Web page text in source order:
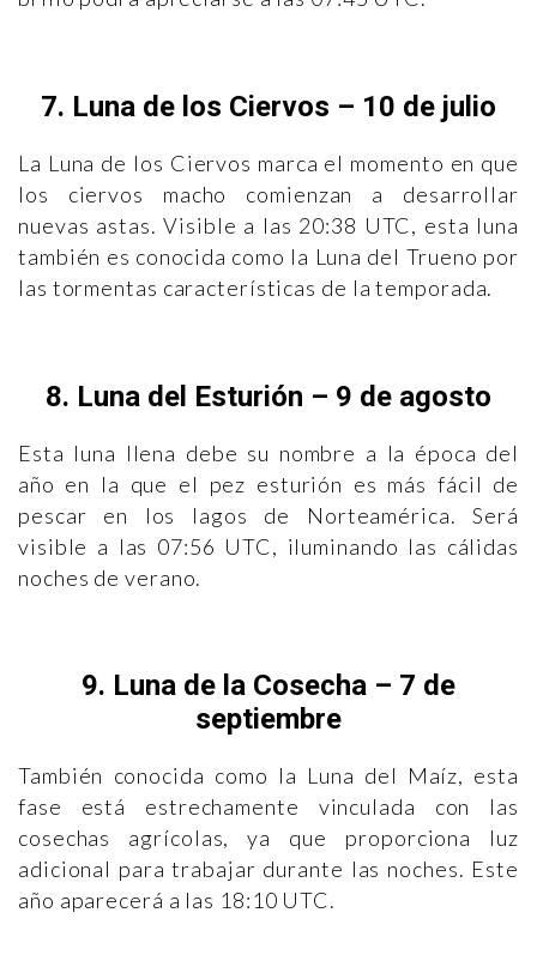
7. Luna de los Ciervos – 10 de julio
La Luna de los Ciervos marca el momento en que
los ciervos macho comienzan a desarrollar
nuevas astas. Visible a las 20:38 UTC, esta luna
también es conocida como la Luna del Trueno por
las tormentas características de la temporada.
8. Luna del Esturión – 9 de agosto
Esta luna llena debe su nombre a la época del
año en la que el pez esturión es más fácil de
pescar en los lagos de Norteamérica. Será
visible a las 07:56 UTC, iluminando las cálidas
noches de verano.
9. Luna de la Cosecha – 7 de
septiembre
También conocida como la Luna del Maíz, esta
fase está estrechamente vinculada con las
cosechas agrícolas, ya que proporciona luz
adicional para trabajar durante las noches. Este
año aparecerá a las 18:10 UTC.